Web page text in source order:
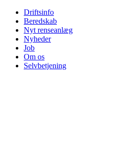
Driftsinfo
Beredskab
Nyt renseanlæg
Nyheder
Job
Om os
Selvbetjening